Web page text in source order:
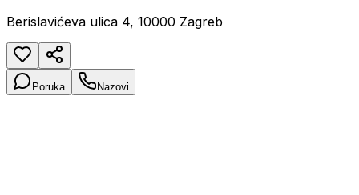
Berislavićeva ulica 4, 10000 Zagreb
Poruka Nazovi